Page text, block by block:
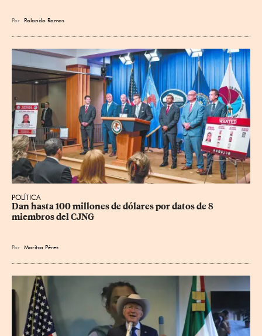
Por Rolando Ramos
POLÍTICA
Dan hasta 100 millones de dólares por datos de 8
miembros del CJNG
Por Maritza Pérez